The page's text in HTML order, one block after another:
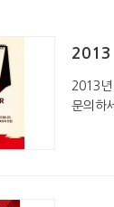
2013
2013년
문의하